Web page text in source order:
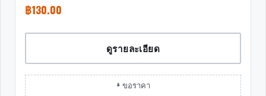
฿130.00
ดูรายละเอียด
+ ขอราคา